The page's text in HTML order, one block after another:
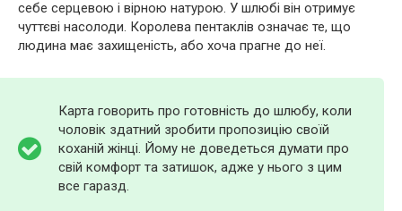
себе серцевою і вірною натурою. У шлюбі він отримує
чуттєві насолоди. Королева пентаклів означає те, що
людина має захищеність, або хоча прагне до неї.
Карта говорить про готовність до шлюбу, коли
чоловік здатний зробити пропозицію своїй
коханій жінці. Йому не доведеться думати про
свій комфорт та затишок, адже у нього з цим
все гаразд.